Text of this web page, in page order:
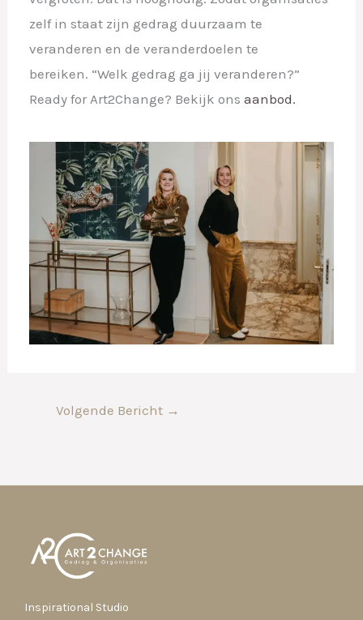
zelf in staat zijn gedrag duurzaam te
veranderen en de veranderdoelen te
bereiken. “Welk gedrag ga jij veranderen?”
Ready for Art2Change? Bekijk onsaanbod.
Volgende Bericht →
Inspirational Studio